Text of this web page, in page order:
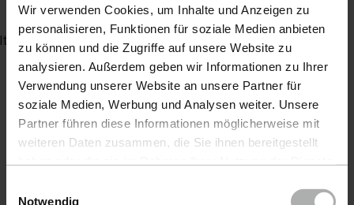
Wir verwenden Cookies, um Inhalte und Anzeigen zu
personalisieren, Funktionen für soziale Medien anbieten
zu können und die Zugriffe auf unsere Website zu
analysieren. Außerdem geben wir Informationen zu Ihrer
Verwendung unserer Website an unsere Partner für
soziale Medien, Werbung und Analysen weiter. Unsere
Partner führen diese Informationen möglicherweise mit
weiteren Daten zusammen, die Sie ihnen bereitgestellt
Einstellungen zu den Cookies finden Sie unter
Notwendig
COLOURLOCK Top Coat Compact dull 1 l
Item not found